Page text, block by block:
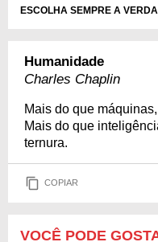
ESCOLHA SEMPRE A
Humanidade
Charles Chaplin
Mais do que
Mais do que
ternura.
COPIAR
VOCÊ PODE